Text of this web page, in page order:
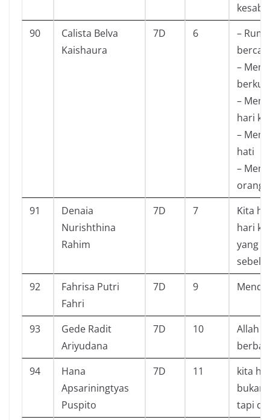
90
Calista Belva
Kaishaura
7D 6
–
–
–
hari
–
hati
–
orang
91
Denaia
Nurishthina
Rahim
7D 7
Kita
hari
yang
92
Fahrisa Putri
Fahri
7D 9
93
Gede Radit
Ariyudana
7D 10
Allah
94
Hana
Apsariningtyas
Puspito
7D 11
kita
bukan
tapi